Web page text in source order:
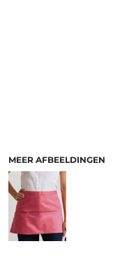
MEER AFBEELDINGEN